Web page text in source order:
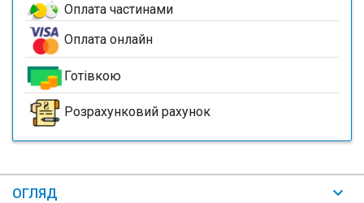
Оплата частинами
Оплата онлайн
Готівкою
Розрахунковий рахунок
ОГЛЯД